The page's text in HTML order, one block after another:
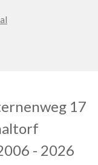
17
- 2026